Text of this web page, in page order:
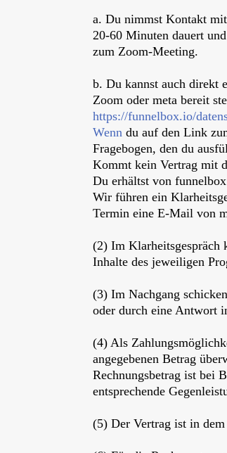
a. Du nimmst Kontakt
20-60 Minuten dauert
zum Zoom-Meeting.
b. Du kannst auch direkt
Zoom oder meta bereit
https://funnelbox.io/
Wenn du auf den Link
Fragebogen, den du
Kommt kein Vertrag mit
Du erhältst von
Wir führen ein
Termin eine E-Mail von
(2) Im Klarheitsgespräch
Inhalte des jeweiligen
(3) Im Nachgang
oder durch eine Antwort
(4) Als
angegebenen Betrag
Rechnungsbetrag ist bei
entsprechende
(5) Der Vertrag ist in